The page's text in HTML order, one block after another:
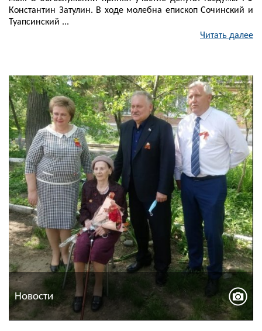
Константин Затулин. В ходе молебна епископ Сочинский и
Туапсинский ...
Читать далее
Новости